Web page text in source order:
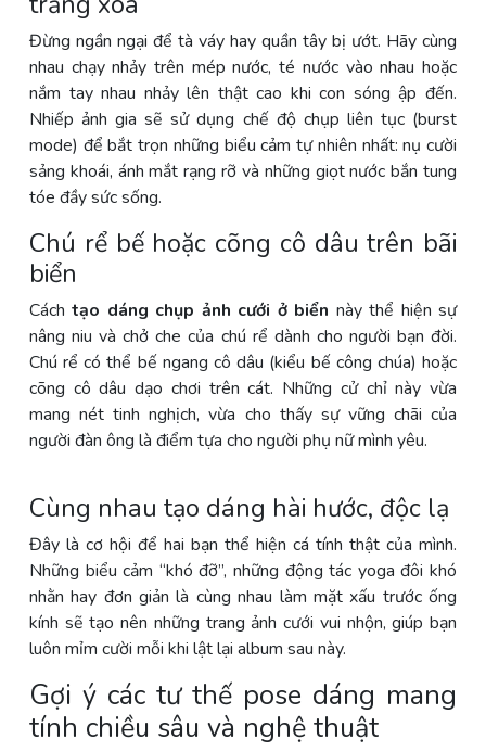
Đừng ngần ngại để tà váy hay quần tây bị ướt. Hãy cùng
nhau chạy nhảy trên mép nước, té nước vào nhau hoặc
nắm tay nhau nhảy lên thật cao khi con sóng ập đến.
Nhiếp ảnh gia sẽ sử dụng chế độ chụp liên tục (burst
mode) để bắt trọn những biểu cảm tự nhiên nhất: nụ cười
sảng khoái, ánh mắt rạng rỡ và những giọt nước bắn tung
tóe đầy sức sống.
Chú rể bế hoặc cõng cô dâu trên bãi
biển
Cáchtạo dáng chụp ảnh cưới ở biển này thể hiện sự
nâng niu và chở che của chú rể dành cho người bạn đời.
Chú rể có thể bế ngang cô dâu (kiểu bế công chúa) hoặc
cõng cô dâu dạo chơi trên cát. Những cử chỉ này vừa
mang nét tinh nghịch, vừa cho thấy sự vững chãi của
người đàn ông là điểm tựa cho người phụ nữ mình yêu.
Cùng nhau tạo dáng hài hước, độc lạ
Đây là cơ hội để hai bạn thể hiện cá tính thật của mình.
Những biểu cảm “khó đỡ”, những động tác yoga đôi khó
nhằn hay đơn giản là cùng nhau làm mặt xấu trước ống
kính sẽ tạo nên những trang ảnh cưới vui nhộn, giúp bạn
luôn mỉm cười mỗi khi lật lại album sau này.
Gợi ý các tư thế pose dáng mang
tính chiều sâu và nghệ thuật